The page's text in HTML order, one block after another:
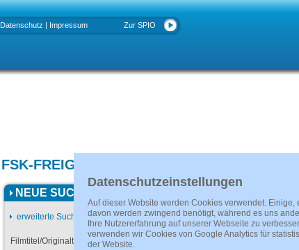
Datenschutzeinstellungen
Auf dieser Website werden Cookies verwendet. Einige,
davon werden zwingend benötigt, während es uns
Ihre Nutzererfahrung auf unserer Webseite zu
verwenden wir Cookies von Google Analytics für
der Website.
Datenschutz | Impressum Zur SPIO
FSK-FREIGABEN
NEUE SUCHE
erweiterte Suche ein- oder ausschalten
Filmtitel/Originaltitel enthält